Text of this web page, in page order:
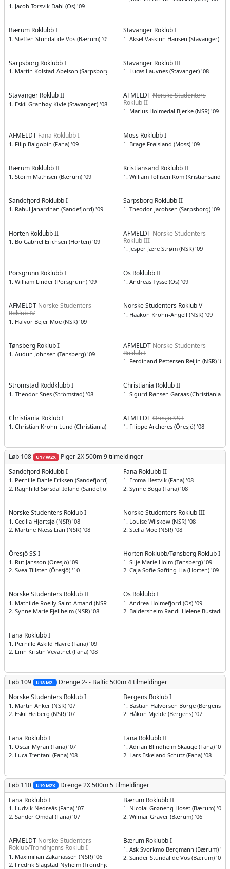
1. Jacob Torsvik Dahl (Os) '09
Bærum Roklubb I
1. Steffen Stundal de Vos (Bærum) '09
Stavanger Roklub I
1. Aksel Vaskinn Hansen (Stavanger) '09
Sarpsborg Roklubb I
1. Martin Kolstad-Abelson (Sarpsborg) '09
Stavanger Roklub III
1. Lucas Lauvnes (Stavanger) '08
Stavanger Roklub II
1. Eskil Granhøy Kivle (Stavanger) '08
AFMELDTNorske Studenters
Roklub II
1. Marius Holmedal Bjerke (NSR) '09
AFMELDTFana Roklubb I
1. Filip Balgobin (Fana) '09
Moss Roklubb I
1. Brage Frøisland (Moss) '09
Bærum Roklubb II
1. Storm Mathisen (Bærum) '09
Kristiansand Roklubb II
1. William Tollisen Rom (Kristiansand)
Sandefjord Roklubb I
1. Rahul Janardhan (Sandefjord) '09
Sarpsborg Roklubb II
1. Theodor Jacobsen (Sarpsborg) '09
Horten Roklubb II
1. Bo Gabriel Erichsen (Horten) '09
AFMELDTNorske Studenters
Roklub III
1. Jesper Jære Strøm (NSR) '09
Porsgrunn Roklubb I
1. William Linder (Porsgrunn) '09
Os Roklubb II
1. Andreas Tysse (Os) '09
AFMELDTNorske Studenters
Roklub IV
1. Halvor Bejer Moe (NSR) '09
Norske Studenters Roklub V
1. Haakon Krohn-Angell (NSR) '09
Tønsberg Roklub I
1. Audun Johnsen (Tønsberg) '09
AFMELDTNorske Studenters
Roklub I
1. Ferdinand Pettersen Reijin (NSR) '08
Strömstad Roddklubb I
1. Theodor Snes (Strömstad) '08
Christiania Roklub II
1. Sigurd Rønsen Garaas (Christiania)
Christiania Roklub I
1. Christian Krohn Lund (Christiania) '09
AFMELDTÖresjö SS I
1. Filippe Archeres (Öresjö) '08
Løb 108 U17 W2X Piger2X 500m9 tilmeldinger
Sandefjord Roklubb I
1. Pernille Dahle Eriksen (Sandefjord) '09
2. Ragnhild Sørsdal Idland (Sandefjord) '09
Fana Roklubb II
1. Emma Hestvik (Fana) '08
2. Synne Boga (Fana) '08
Norske Studenters Roklub I
1. Cecilia Hjortsjø (NSR) '08
2. Martine Næss Lian (NSR) '08
Norske Studenters Roklub III
1. Louise Wilskow (NSR) '08
2. Stella Moe (NSR) '08
Öresjö SS I
1. Rut Jansson (Öresjö) '09
2. Svea Tillsten (Öresjö) '10
Horten Roklubb/Tønsberg Roklub I
1. Silje Marie Holm (Tønsberg) '09
2. Caja Sofie Søfting Lia (Horten) '09
Norske Studenters Roklub II
1. Mathilde Roelly Saint-Amand (NSR) '08
2. Synne Marie Fjellheim (NSR) '08
Os Roklubb I
1. Andrea Holmefjord (Os) '09
2. Baldersheim Randi-Helene Bustadmo
Fana Roklubb I
1. Pernille Askild Havre (Fana) '09
2. Linn Kristin Vevatnet (Fana) '08
Løb 109 U18 M2- Drenge2- - Baltic 500m4 tilmeldinger
Norske Studenters Roklub I
1. Martin Anker (NSR) '07
2. Eskil Heiberg (NSR) '07
Bergens Roklub I
1. Bastian Halvorsen Borge (Bergens)
2. Håkon Mjelde (Bergens) '07
Fana Roklubb I
1. Oscar Myran (Fana) '07
2. Luca Trentani (Fana) '08
Fana Roklubb II
1. Adrian Blindheim Skauge (Fana) '08
2. Lars Eskeland Schütz (Fana) '08
Løb 110 U19 M2X Drenge2X 500m5 tilmeldinger
Fana Roklubb I
1. Ludvik Nedreås (Fana) '07
2. Sander Omdal (Fana) '07
Bærum Roklubb II
1. Nicolai Grøneng Hoset (Bærum) '06
2. Wilmar Graver (Bærum) '06
AFMELDTNorske Studenters
Roklub/Trondhjems Roklub I
1. Maximilian Zakariassen (NSR) '06
2. Fredrik Slagstad Nyheim (Trondhjems) '06
Bærum Roklubb I
1. Ask Svorkmo Bergmann (Bærum) '06
2. Sander Stundal de Vos (Bærum) '06